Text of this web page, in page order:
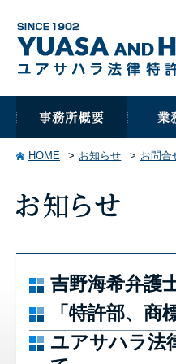
HOME お知らせ お問合
吉野海希弁護
「特許部、
ユアサハラ法